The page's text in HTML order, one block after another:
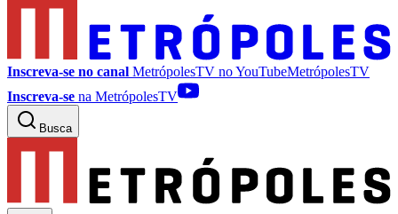
Inscreva-se no canal MetrópolesTV noYouTubeMetrópolesTV
Inscreva-se na MetrópolesTV
Busca